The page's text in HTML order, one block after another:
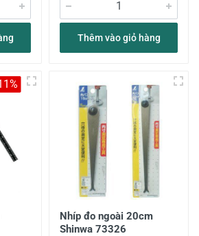
Thêm vào giỏ hàng
Nhíp đo ngoài 20cm
Shinwa 73326